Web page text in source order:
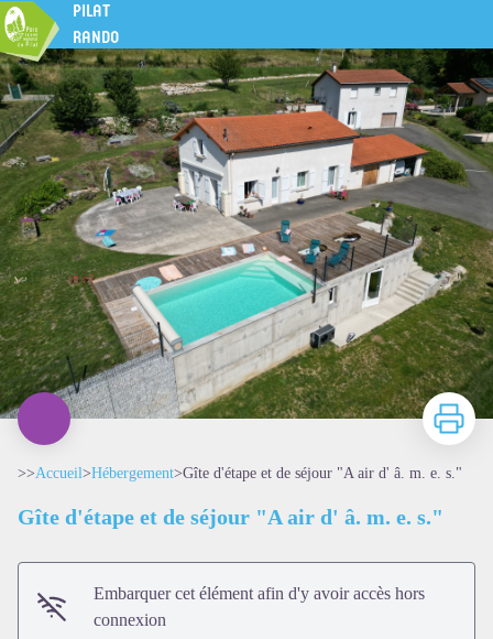
PILAT
RANDO
Gîte d'étape et de séjour "A air d' â. m. e. s."
Imprimer
>>Accueil>Hébergement>Gîte d'étape et de séjour "A air d' â. m. e. s."
Gîte d'étape et de séjour "A air d' â. m. e. s."
Embarquer cet élément afin d'y avoir accès hors
connexion